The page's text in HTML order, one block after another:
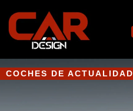
COCHES DE ACTUALIDAD